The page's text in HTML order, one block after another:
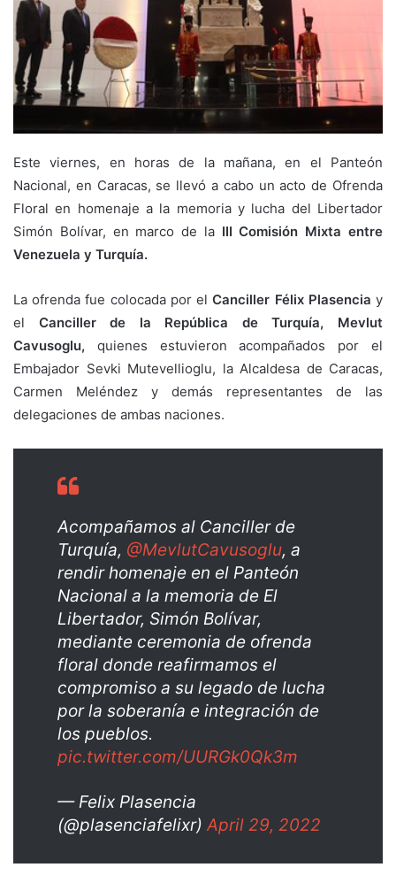
Este viernes, en horas de la mañana, en el Panteón
Nacional, en Caracas, se llevó a cabo un acto de Ofrenda
Floral en homenaje a la memoria y lucha del Libertador
Simón Bolívar, en marco de la III Comisión Mixta entre
Venezuela y Turquía.
La ofrenda fue colocada por elCanciller Félix Plasencia y
el Canciller de la República de Turquía, Mevlut
Cavusoglu, quienes estuvieron acompañados por el
Embajador Sevki Mutevellioglu, la Alcaldesa de Caracas,
Carmen Meléndez y demás representantes de las
delegaciones de ambas naciones.
Acompañamos al Canciller de
Turquía, @MevlutCavusoglu, a
rendir homenaje en el Panteón
Nacional a la memoria de El
Libertador, Simón Bolívar,
mediante ceremonia de ofrenda
floral donde reafirmamos el
compromiso a su legado de lucha
por la soberanía e integración de
los pueblos.
pic.twitter.com/UURGk0Qk3m
— Felix Plasencia
(@plasenciafelixr)April 29, 2022